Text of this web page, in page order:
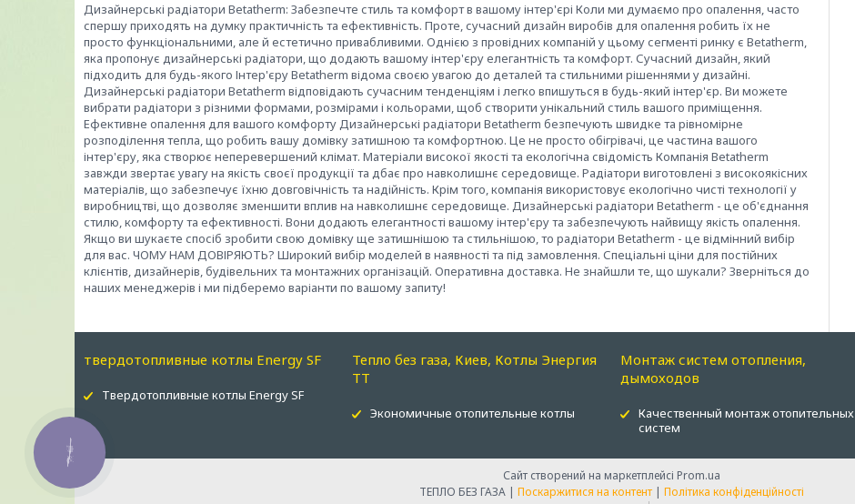
Дизайнерські радіатори Betatherm: Забезпечте стиль та комфорт в вашому інтер'єрі Коли ми думаємо про опалення, часто
спершу приходять на думку практичність та ефективність. Проте, сучасний дизайн виробів для опалення робить їх не
просто функціональними, але й естетично привабливими. Однією з провідних компаній у цьому сегменті ринку є Betatherm,
яка пропонує дизайнерські радіатори, що додають вашому інтер'єру елегантність та комфорт. Сучасний дизайн, який
підходить для будь-якого Інтер'єру Betatherm відома своєю увагою до деталей та стильними рішеннями у дизайні.
Дизайнерські радіатори Betatherm відповідають сучасним тенденціям і легко впишуться в будь-який інтер'єр. Ви можете
вибрати радіатори з різними формами, розмірами і кольорами, щоб створити унікальний стиль вашого приміщення.
Ефективне опалення для вашого комфорту Дизайнерські радіатори Betatherm безпечують швидке та рівномірне
розподілення тепла, що робить вашу домівку затишною та комфортною. Це не просто обігрівачі, це частина вашого
інтер'єру, яка створює неперевершений клімат. Матеріали високої якості та екологічна свідомість Компанія Betatherm
завжди звертає увагу на якість своєї продукції та дбає про навколишнє середовище. Радіатори виготовлені з високоякісних
матеріалів, що забезпечує їхню довговічність та надійність. Крім того, компанія використовує екологічно чисті технології у
виробництві, що дозволяє зменшити вплив на навколишнє середовище. Дизайнерські радіатори Betatherm - це об'єднання
стилю, комфорту та ефективності. Вони додають елегантності вашому інтер'єру та забезпечують найвищу якість опалення.
Якщо ви шукаєте спосіб зробити свою домівку ще затишнішою та стильнішою, то радіатори Betatherm - це відмінний вибір
для вас. ЧОМУ НАМ ДОВІРЯЮТЬ? Широкий вибір моделей в наявності та під замовлення. Спеціальні ціни для постійних
клієнтів, дизайнерів, будівельних та монтажних організацій. Оперативна доставка. Не знайшли те, що шукали? Зверніться до
наших менеджерів і ми підберемо варіанти по вашому запиту!
твердотопливные котлы Energy SF
Твердотопливные котлы Energy SF
Тепло без газа, Киев, Котлы Энергия
ТТ
Экономичные отопительные котлы
Монтаж систем отопления,
дымоходов
Качественный монтаж отопительных
систем
Сайт створений на маркетплейсі Prom.ua
ТЕПЛО БЕЗ ГАЗА | Поскаржитися на контент | Політика конфіденційності
КНОПКА
ЗВ'ЯЗКУ